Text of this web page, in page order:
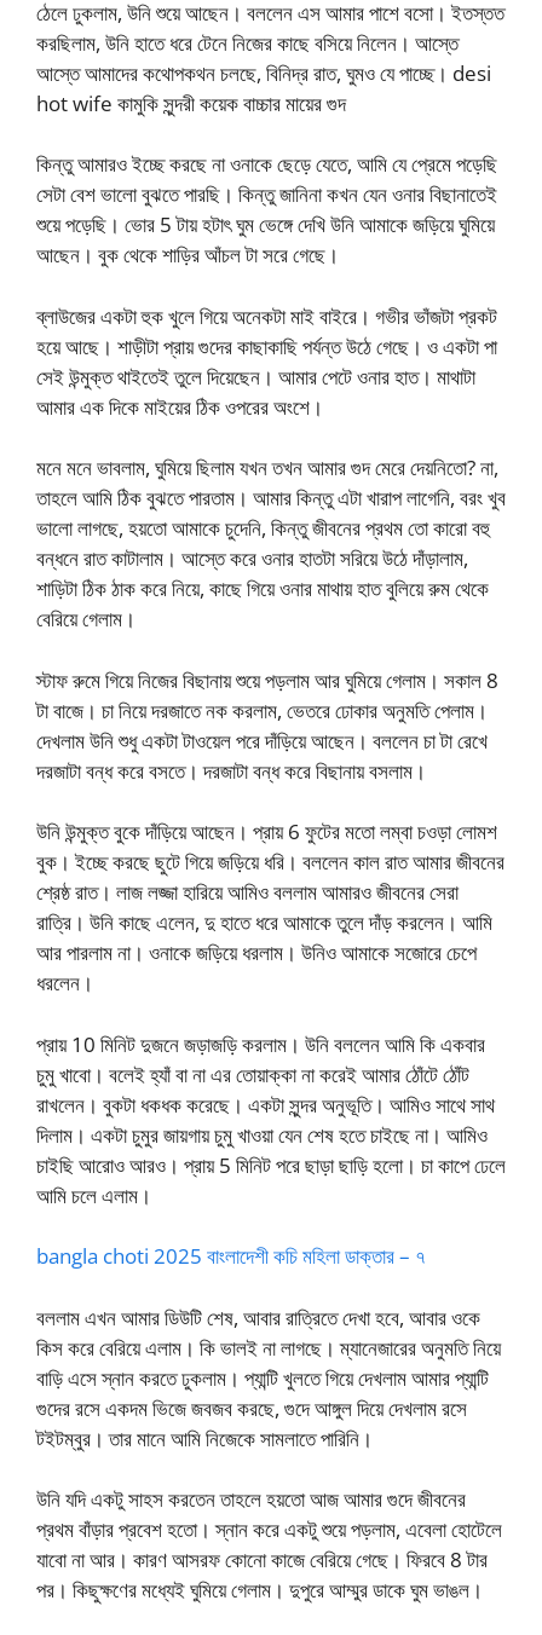
ঠেলে ঢুকলাম, উনি শুয়ে আছেন। বললেন এস আমার পাশে বসো। ইতস্তত
করছিলাম, উনি হাতে ধরে টেনে নিজের কাছে বসিয়ে নিলেন। আস্তে
আস্তে আমাদের কথোপকথন চলছে, বিনিদ্র রাত, ঘুমও যে পাচ্ছে। desi
hot wife কামুকি সুন্দরী কয়েক বাচ্চার মায়ের গুদ
কিন্তু আমারও ইচ্ছে করছে না ওনাকে ছেড়ে যেতে, আমি যে প্রেমে পড়েছি
সেটা বেশ ভালো বুঝতে পারছি। কিন্তু জানিনা কখন যেন ওনার বিছানাতেই
শুয়ে পড়েছি। ভোর 5 টায় হটাৎ ঘুম ভেঙ্গে দেখি উনি আমাকে জড়িয়ে ঘুমিয়ে
আছেন। বুক থেকে শাড়ির আঁচল টা সরে গেছে।
ব্লাউজের একটা হুক খুলে গিয়ে অনেকটা মাই বাইরে। গভীর ভাঁজটা প্রকট
হয়ে আছে। শাড়ীটা প্রায় গুদের কাছাকাছি পর্যন্ত উঠে গেছে। ও একটা পা
সেই উন্মুক্ত থাইতেই তুলে দিয়েছেন। আমার পেটে ওনার হাত। মাথাটা
আমার এক দিকে মাইয়ের ঠিক ওপরের অংশে।
মনে মনে ভাবলাম, ঘুমিয়ে ছিলাম যখন তখন আমার গুদ মেরে দেয়নিতো? না,
তাহলে আমি ঠিক বুঝতে পারতাম। আমার কিন্তু এটা খারাপ লাগেনি, বরং খুব
ভালো লাগছে, হয়তো আমাকে চুদেনি, কিন্তু জীবনের প্রথম তো কারো বহু
বন্ধনে রাত কাটালাম। আস্তে করে ওনার হাতটা সরিয়ে উঠে দাঁড়ালাম,
শাড়িটা ঠিক ঠাক করে নিয়ে, কাছে গিয়ে ওনার মাথায় হাত বুলিয়ে রুম থেকে
বেরিয়ে গেলাম।
স্টাফ রুমে গিয়ে নিজের বিছানায় শুয়ে পড়লাম আর ঘুমিয়ে গেলাম। সকাল 8
টা বাজে। চা নিয়ে দরজাতে নক করলাম, ভেতরে ঢোকার অনুমতি পেলাম।
দেখলাম উনি শুধু একটা টাওয়েল পরে দাঁড়িয়ে আছেন। বললেন চা টা রেখে
দরজাটা বন্ধ করে বসতে। দরজাটা বন্ধ করে বিছানায় বসলাম।
উনি উন্মুক্ত বুকে দাঁড়িয়ে আছেন। প্রায় 6 ফুটের মতো লম্বা চওড়া লোমশ
বুক। ইচ্ছে করছে ছুটে গিয়ে জড়িয়ে ধরি। বললেন কাল রাত আমার জীবনের
শ্রেষ্ঠ রাত। লাজ লজ্জা হারিয়ে আমিও বললাম আমারও জীবনের সেরা
রাত্রি। উনি কাছে এলেন, দু হাতে ধরে আমাকে তুলে দাঁড় করলেন। আমি
আর পারলাম না। ওনাকে জড়িয়ে ধরলাম। উনিও আমাকে সজোরে চেপে
ধরলেন।
প্রায় 10 মিনিট দুজনে জড়াজড়ি করলাম। উনি বললেন আমি কি একবার
চুমু খাবো। বলেই হ্যাঁ বা না এর তোয়াক্কা না করেই আমার ঠোঁটে ঠোঁট
রাখলেন। বুকটা ধকধক করেছে। একটা সুন্দর অনুভূতি। আমিও সাথে সাথ
দিলাম। একটা চুমুর জায়গায় চুমু খাওয়া যেন শেষ হতে চাইছে না। আমিও
চাইছি আরোও আরও। প্রায় 5 মিনিট পরে ছাড়া ছাড়ি হলো। চা কাপে ঢেলে
আমি চলে এলাম।
bangla choti 2025 বাংলাদেশী কচি মহিলা ডাক্তার – ৭
বললাম এখন আমার ডিউটি শেষ, আবার রাত্রিতে দেখা হবে, আবার ওকে
কিস করে বেরিয়ে এলাম। কি ভালই না লাগছে। ম্যানেজারের অনুমতি নিয়ে
বাড়ি এসে স্নান করতে ঢুকলাম। প্যান্টি খুলতে গিয়ে দেখলাম আমার প্যান্টি
গুদের রসে একদম ভিজে জবজব করছে, গুদে আঙ্গুল দিয়ে দেখলাম রসে
টইটম্বুর। তার মানে আমি নিজেকে সামলাতে পারিনি।
উনি যদি একটু সাহস করতেন তাহলে হয়তো আজ আমার গুদে জীবনের
প্রথম বাঁড়ার প্রবেশ হতো। স্নান করে একটু শুয়ে পড়লাম, এবেলা হোটেলে
যাবো না আর। কারণ আসরফ কোনো কাজে বেরিয়ে গেছে। ফিরবে 8 টার
পর। কিছুক্ষণের মধ্যেই ঘুমিয়ে গেলাম। দুপুরে আম্মুর ডাকে ঘুম ভাঙল।